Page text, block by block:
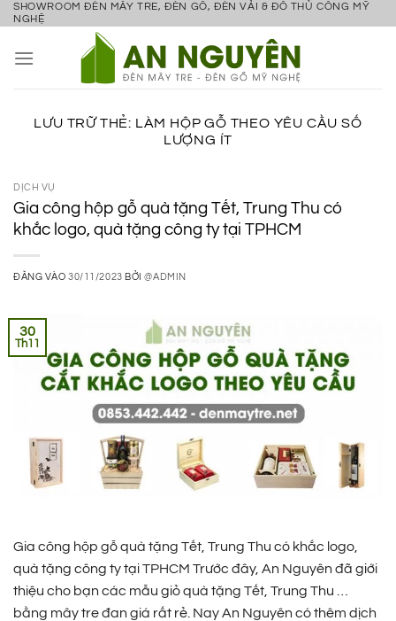
Bỏ
nội
SHOWROOM ĐÈN MÂY TRE, ĐÈN GỖ, ĐÈN VẢI & ĐỒ THỦ CÔNG MỸ
NGHỆ
LƯU TRỮ THẺ: LÀM HỘP GỖ THEO YÊU CẦU SỐ
LƯỢNG ÍT
DỊCH VỤ
Gia công hộp gỗ quà tặng Tết, Trung Thu có
khắc logo, quà tặng công ty tại TPHCM
ĐĂNG VÀO30/11/2023 BỞI@ADMIN
30
Th11
Gia công hộp gỗ quà tặng Tết, Trung Thu có khắc logo,
quà tặng công ty tại TPHCM Trước đây, An Nguyên đã giới
thiệu cho bạn các mẫu giỏ quà tặng Tết, Trung Thu …
bằng mây tre đan giá rất rẻ. Nay An Nguyên có thêm dịch